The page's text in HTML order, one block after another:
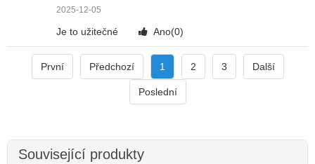
2025-12-05
Je to užitečné Ano(0)
První Předchozí 1 2 3 Další
Poslední
Související produkty